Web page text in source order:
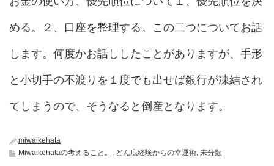
める。２、口座を整理する。この二つについてお話
します。何度かお話ししたことがありますが、手形
と小切手の不渡りを１度でも出せば銀行が凍結され
てしまうので、そうなると倒産となります。
miwaikehata
Miwaikehataの考えること。
どん底経験からの幸運術 未分類